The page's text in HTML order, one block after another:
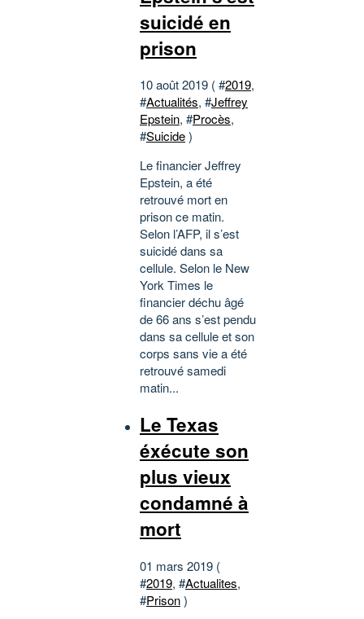
suicidé en
prison
10 août 2019 ( #2019,
#Actualités, #Jeffrey
Epstein, #Procès,
#Suicide)
Le financier Jeffrey
Epstein, a été
retrouvé mort en
prison ce matin.
Selon l’AFP, il s’est
suicidé dans sa
cellule. Selon le New
York Times le
financier déchu âgé
de 66 ans s’est pendu
dans sa cellule et son
corps sans vie a été
retrouvé samedi
matin...
Le Texas
éxécute son
plus vieux
condamné à
mort
01 mars 2019 (
#2019, #Actualites,
#Prison)